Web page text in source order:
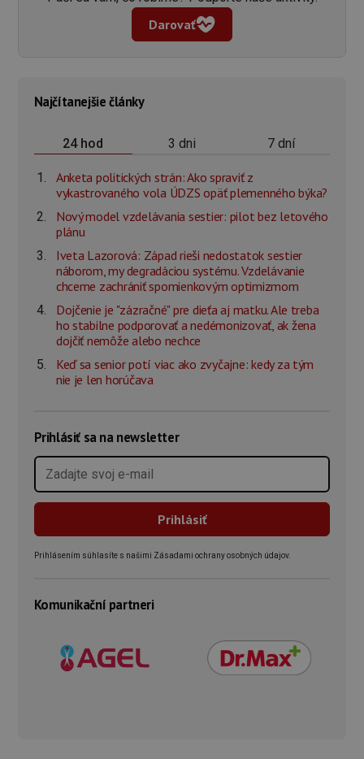
Darovať
Najčítanejšie články
24 hod 3 dni 7 dní
Anketa politických strán: Ako spraviť z
vykastrovaného vola ÚDZS opäť plemenného býka?
Nový model vzdelávania sestier: pilot bez letového
plánu
Iveta Lazorová: Západ rieši nedostatok sestier
náborom, my degradáciou systému. Vzdelávanie
chceme zachrániť spomienkovým optimizmom
Dojčenie je "zázračné" pre dieťa aj matku. Ale treba
ho stabilne podporovať a nedémonizovať, ak žena
dojčiť nemôže alebo nechce
Keď sa senior potí viac ako zvyčajne: kedy za tým
nie je len horúčava
Prihlásiť sa na newsletter
Prihlásením súhlasíte s našimi Zásadami ochrany osobných údajov.
Komunikační partneri